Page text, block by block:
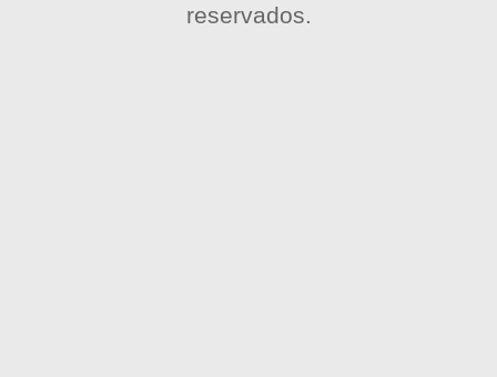
reservados.